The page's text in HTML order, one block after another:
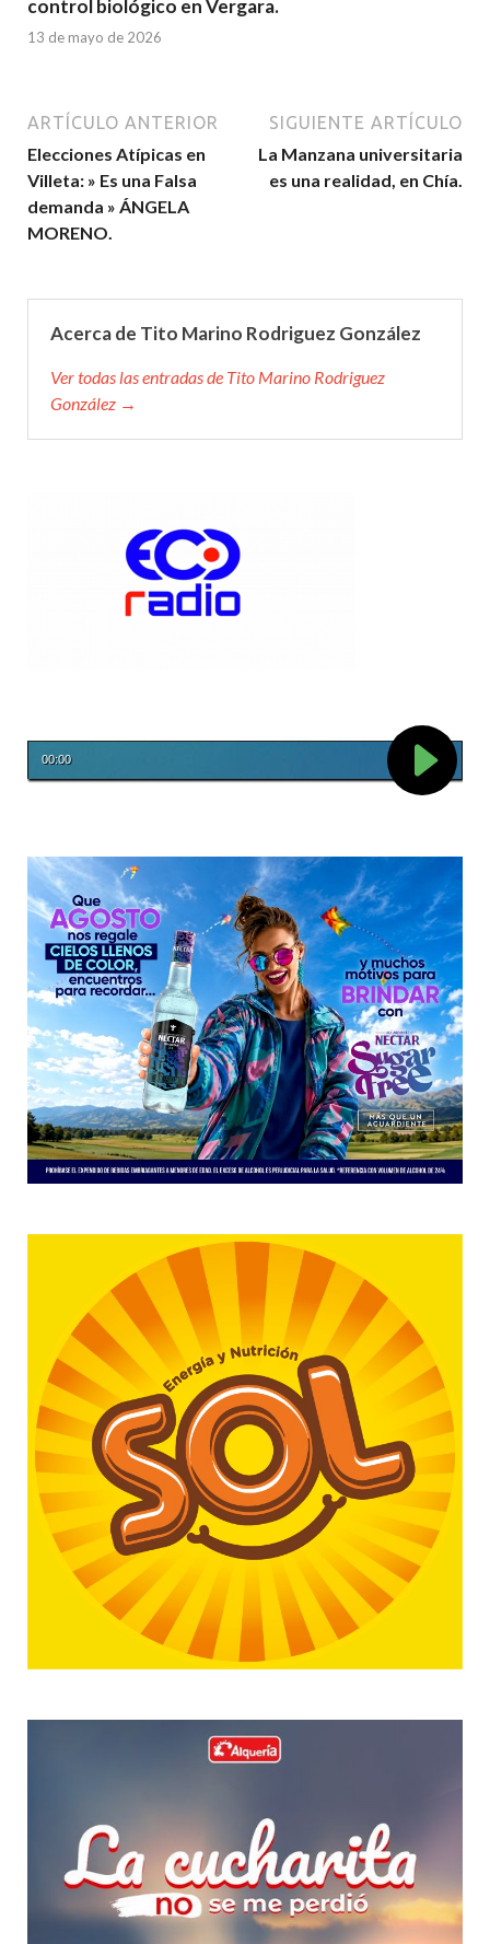
control biológico en Vergara.
13 de mayo de 2026
ARTÍCULO ANTERIOR
Elecciones Atípicas en
Villeta: » Es una Falsa
demanda » ÁNGELA
MORENO.
SIGUIENTE ARTÍCULO
La Manzana universitaria
es una realidad, en Chía.
Acerca de Tito Marino Rodriguez González
Ver todas las entradas de Tito Marino Rodriguez
González →